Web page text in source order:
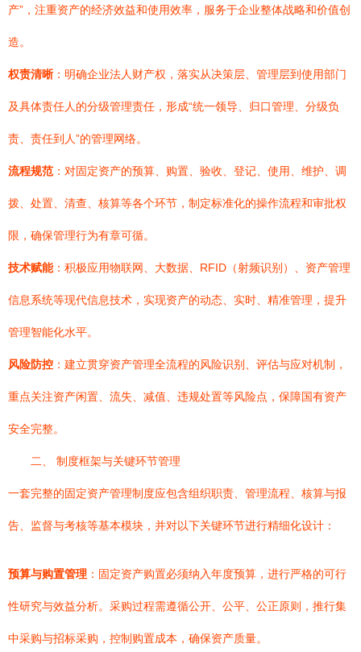
产”，注重资产的经济效益和使用效率，服务于企业整体战略和价值创
造。
权责清晰：明确企业法人财产权，落实从决策层、管理层到使用部门
及具体责任人的分级管理责任，形成“统一领导、归口管理、分级负
责、责任到人”的管理网络。
流程规范 ：对固定资产的预算、购置、验收、登记、使用、维护、调
拨、处置、清查、核算等各个环节，制定标准化的操作流程和审批权
限，确保管理行为有章可循。
技术赋能：积极应用物联网、大数据、RFID（射频识别）、资产管理
信息系统等现代信息技术，实现资产的动态、实时、精准管理，提升
管理智能化水平。
风险防控 ：建立贯穿资产管理全流程的风险识别、评估与应对机制，
重点关注资产闲置、流失、减值、违规处置等风险点，保障国有资产
安全完整。
二、 制度框架与关键环节管理
一套完整的固定资产管理制度应包含组织职责、管理流程、核算与报
告、监督与考核等基本模块，并对以下关键环节进行精细化设计：
预算与购置管理 ：固定资产购置必须纳入年度预算，进行严格的可行
性研究与效益分析。采购过程需遵循公开、公平、公正原则，推行集
中采购与招标采购，控制购置成本，确保资产质量。